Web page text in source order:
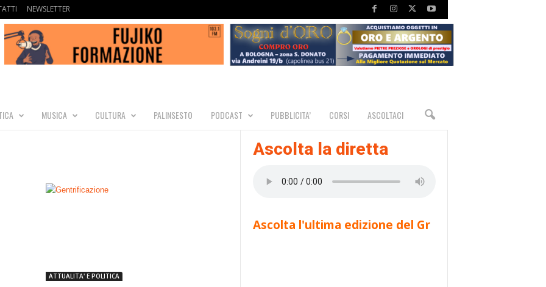
NEWSLETTER
MUSICA CULTURA PALINSESTO PODCAST PUBBLICITA’ CORSI ASCOLTACI
ATTUALITA' E POLITICA
Ascolta la diretta
Ascolta l'ultima edizione del Gr